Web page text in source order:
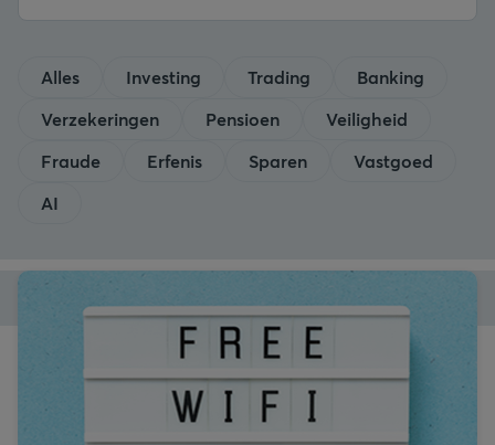
Alles Investing Trading
Banking
Verzekeringen
Pensioen
Veiligheid
Fraude
Erfenis Sparen
Vastgoed
AI